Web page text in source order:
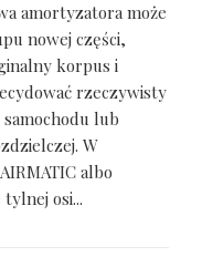
amortyzatora może
nowej części,
korpus i
rzeczywisty
lub
W
albo
osi...